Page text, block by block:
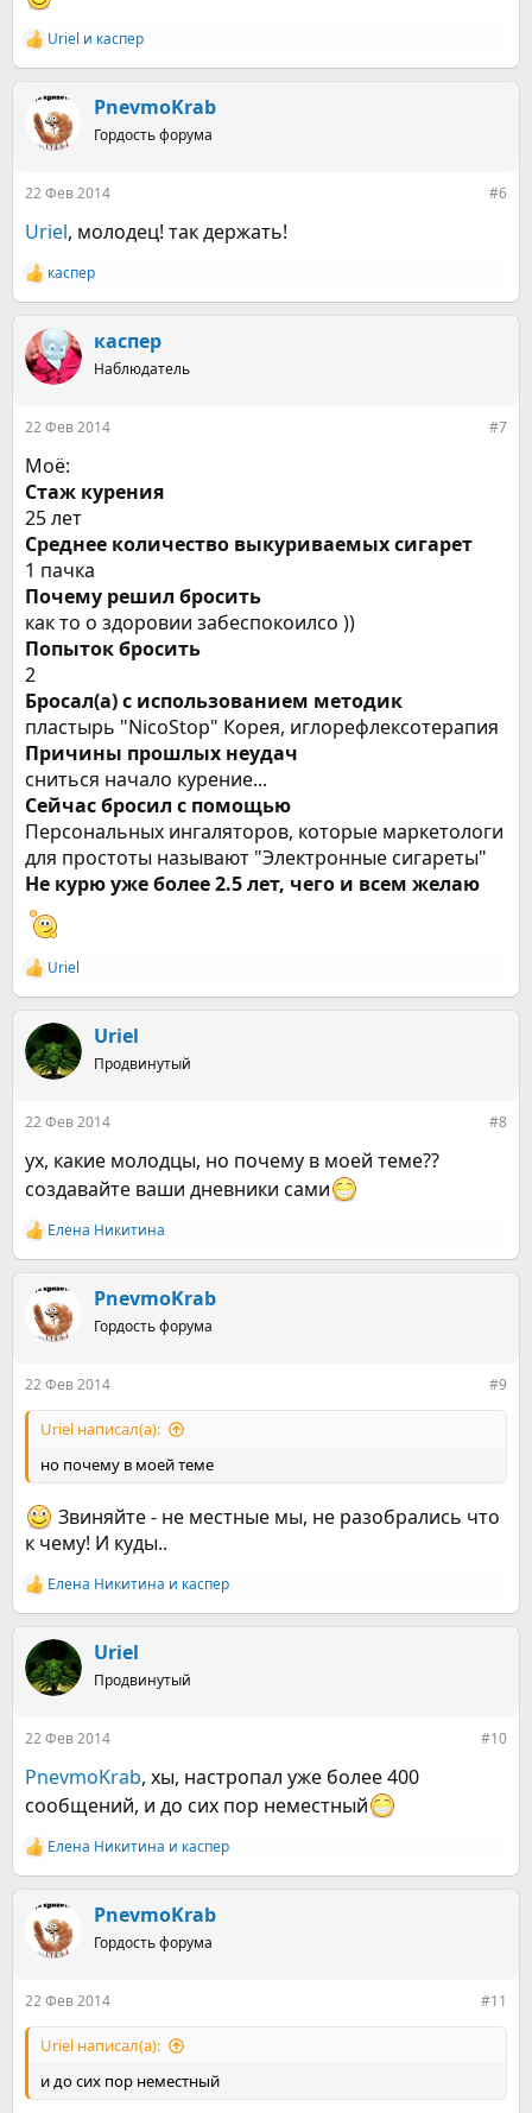
Р
е
ц
Uriel и каспер
PnevmoKrab
Гордость форума
22 Фев 2014 #6
Uriel, молодец! так держать!
Р
е
к
ц
и
каспер
каспер
Наблюдатель
22 Фев 2014 #7
Моё:
Стаж курения
25 лет
Среднее количество выкуриваемых сигарет
1 пачка
Почему решил бросить
как то о здоровии забеспокоилсо ))
Попыток бросить
2
Бросал(а) с использованием методик
пластырь "NicoStop" Корея, иглорефлексотерапия
Причины прошлых неудач
сниться начало курение...
Сейчас бросил с помощью
Персональных ингаляторов, которые маркетологи
для простоты называют "Электронные сигареты"
Не курю уже более 2.5 лет, чего и всем желаю
Р
е
к
ц
и
Uriel
Uriel
Продвинутый
22 Фев 2014 #8
ух, какие молодцы, но почему в моей теме??
создавайте ваши дневники сами
Р
е
ц
Елена Никитина
PnevmoKrab
Гордость форума
22 Фев 2014 #9
Uriel написал(а):
но почему в моей теме
Звиняйте - не местные мы, не разобрались что
к чему! И куды..
Р
е
к
ц
и
Елена Никитина и каспер
Uriel
Продвинутый
22 Фев 2014 #10
PnevmoKrab, хы, настропал уже более 400
сообщений, и до сих пор неместный
Р
е
ц
Елена Никитина и каспер
PnevmoKrab
Гордость форума
22 Фев 2014 #11
Uriel написал(а):
и до сих пор неместный